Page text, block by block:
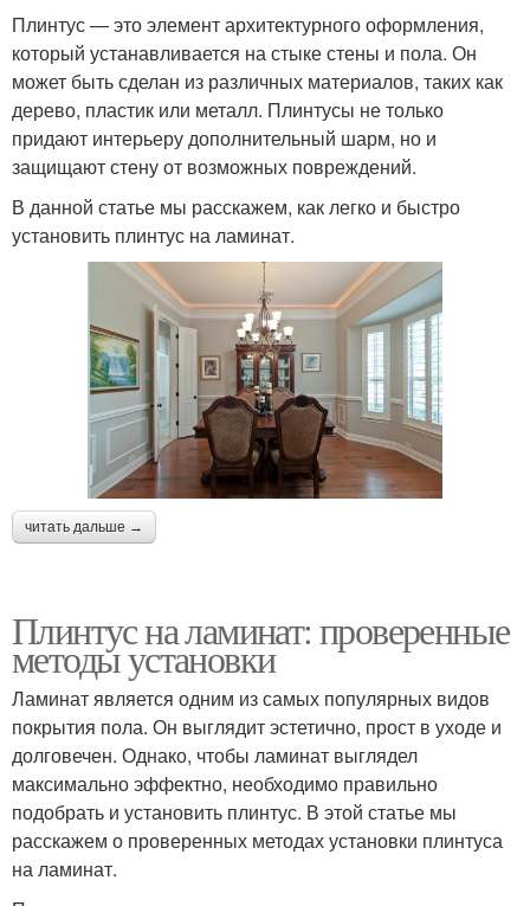
Плинтус — это элемент архитектурного оформления,
который устанавливается на стыке стены и пола. Он
может быть сделан из различных материалов, таких как
дерево, пластик или металл. Плинтусы не только
придают интерьеру дополнительный шарм, но и
защищают стену от возможных повреждений.
В данной статье мы расскажем, как легко и быстро
установить плинтус на ламинат.
читать дальше →
Плинтус на ламинат: проверенные
методы установки
Ламинат является одним из самых популярных видов
покрытия пола. Он выглядит эстетично, прост в уходе и
долговечен. Однако, чтобы ламинат выглядел
максимально эффектно, необходимо правильно
подобрать и установить плинтус. В этой статье мы
расскажем о проверенных методах установки плинтуса
на ламинат.